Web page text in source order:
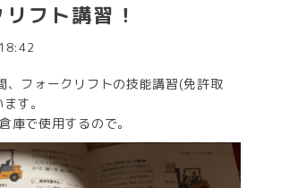
フト講習！
、フォークリフトの技能講習(免許取
す。
庫で使用するので。